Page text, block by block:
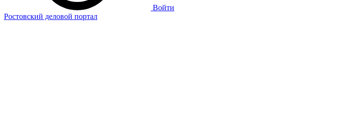
Войти
Ростовский деловой портал